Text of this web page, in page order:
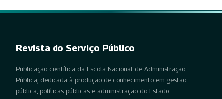
Revista do Serviço Público
Publicação científica da Escola Nacional de Administração
Pública, dedicada à produção de conhecimento em gestão
pública, políticas públicas e administração do Estado.